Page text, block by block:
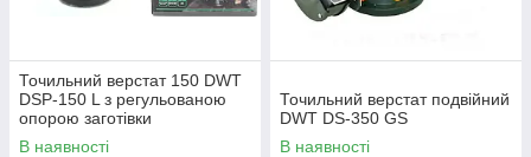
Точильний верстат 150 DWT
DSP-150 L з регульованою
опорою заготівки
В наявності
Точильний верстат подвійний
DWT DS-350 GS
В наявності